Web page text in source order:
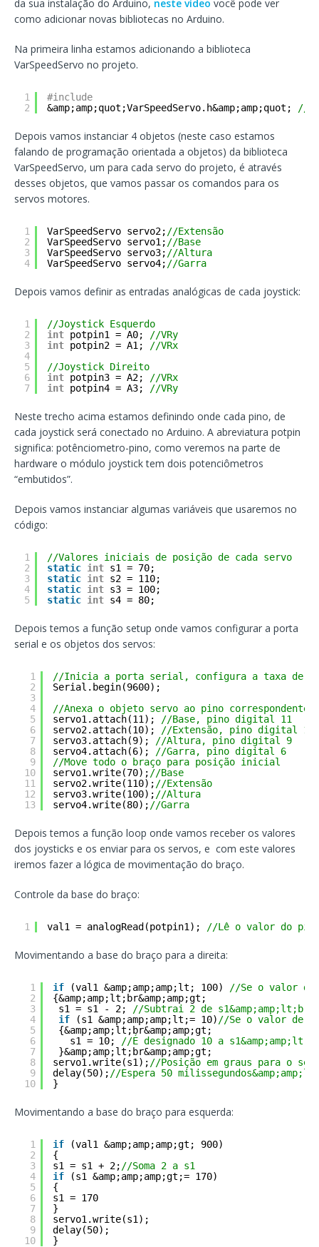
da sua instalação do Arduino, neste vídeo você pode ver
como adicionar novas bibliotecas no Arduino.
Na primeira linha estamos adicionando a biblioteca
VarSpeedServo no projeto.
1
2
#include
&amp;amp;quot;VarSpeedServo.h&amp;amp;quot;
//
Depois vamos instanciar 4 objetos (neste caso estamos
falando de programação orientada a objetos) da biblioteca
VarSpeedServo, um para cada servo do projeto, é através
desses objetos, que vamos passar os comandos para os
servos motores.
1
2
3
4
VarSpeedServo servo2; //Extensão
VarSpeedServo servo1; //Base
VarSpeedServo servo3; //Altura
VarSpeedServo servo4; //Garra
Depois vamos definir as entradas analógicas de cada joystick:
1
2
3
4
5
6
7
//Joystick Esquerdo
int potpin1 = A0;
//VRy
int potpin2 = A1;
//VRx
//Joystick Direito
int potpin3 = A2;
//VRx
int potpin4 = A3; //VRy
Neste trecho acima estamos definindo onde cada pino, de
cada joystick será conectado no Arduino. A abreviatura potpin
significa: potênciometro-pino, como veremos na parte de
hardware o módulo joystick tem dois potenciômetros
“embutidos”.
Depois vamos instanciar algumas variáveis que usaremos no
código:
1
2
3
4
5
//Valores iniciais de posição de cada servo
static int s1 = 70;
static int s2 = 110;
static int s3 = 100;
static int s4 = 80;
Depois temos a função setup onde vamos configurar a porta
serial e os objetos dos servos:
1
2
3
4
5
6
7
8
9
10
11
12
13
//Inicia a porta serial, configura a taxa de
Serial.begin(9600);
//Anexa o objeto servo ao pino correspondente
servo1.attach(11);
//Base, pino digital 11
servo2.attach(10);
//Extensão, pino digital 10
servo3.attach(9);
//Altura, pino digital 9
servo4.attach(6);
//Garra, pino digital 6
//Move todo o braço para posição inicial
servo1.write(70); //Base
servo2.write(110); //Extensão
servo3.write(100); //Altura
servo4.write(80); //Garra
Depois temos a função loop onde vamos receber os valores
dos joysticks e os enviar para os servos, e com este valores
iremos fazer a lógica de movimentação do braço.
Controle da base do braço:
1 val1 = analogRead(potpin1); //Lê o valor do
Movimentando a base do braço para a direita:
1
2
3
4
5
6
7
8
9
10
if (val1 &amp;amp;amp;lt; 100)
//Se o valor do
{&amp;amp;lt;br&amp;amp;gt;
s1 = s1 - 2;
//Subtrai 2 de
if
(s1 &amp;amp;amp;lt;= 10) //Se o valor de s1
{&amp;amp;lt;br&amp;amp;gt;
s1 = 10;
//É designado 10 a
}&amp;amp;lt;br&amp;amp;gt;
servo1.write(s1); //Posição em graus para o
delay(50); //Espera 50
}
Movimentando a base do braço para esquerda:
1
2
3
4
5
6
7
8
9
10
if
(val1 &amp;amp;amp;gt; 900)
{
s1 = s1 + 2; //Soma 2 a s1
if
(s1 &amp;amp;amp;gt;= 170)
{
s1 = 170
}
servo1.write(s1);
delay(50);
}